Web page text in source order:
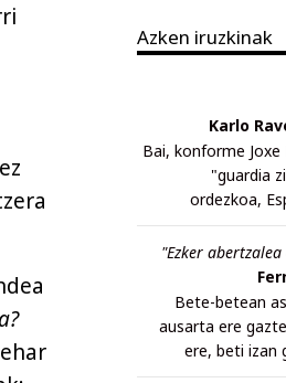
Azken iruzkinak
Karlo
Bai, konforme
"guardia
ordezkoa,
"Ezker
Bete-betean
ausarta ere
ere, beti izan